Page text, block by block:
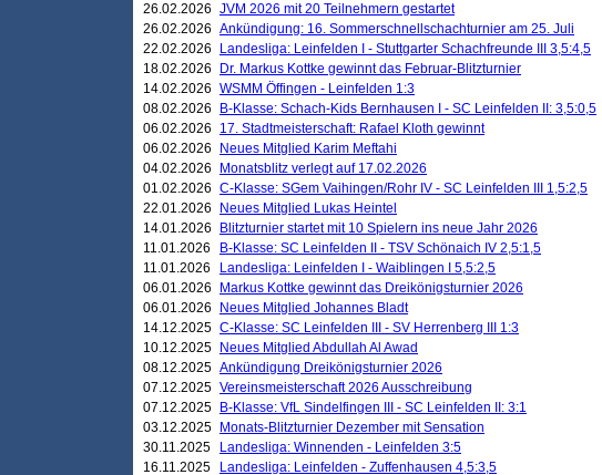
26.02.2026 JVM 2026 mit 20 Teilnehmern gestartet
26.02.2026 Ankündigung: 16. Sommerschnellschachturnier am 25. Juli
22.02.2026
Landesliga: Leinfelden I - Stuttgarter Schachfreunde III 3,5:4,5
18.02.2026
Dr. Markus Kottke gewinnt das Februar-Blitzturnier
14.02.2026 WSMM Öffingen - Leinfelden 1:3
08.02.2026
B-Klasse: Schach-Kids Bernhausen I - SC Leinfelden II: 3,5:0,5
06.02.2026
17. Stadtmeisterschaft: Rafael Kloth gewinnt
06.02.2026
Neues Mitglied Karim Meftahi
04.02.2026
Monatsblitz verlegt auf 17.02.2026
01.02.2026 C-Klasse: SGem Vaihingen/Rohr IV - SC Leinfelden III 1,5:2,5
22.01.2026
Neues Mitglied Lukas Heintel
14.01.2026
Blitzturnier startet mit 10 Spielern ins neue Jahr 2026
11.01.2026
B-Klasse: SC Leinfelden II - TSV Schönaich IV 2,5:1,5
11.01.2026
Landesliga: Leinfelden I - Waiblingen I 5,5:2,5
06.01.2026
Markus Kottke gewinnt das Dreikönigsturnier 2026
06.01.2026
Neues Mitglied Johannes Bladt
14.12.2025 C-Klasse: SC Leinfelden III - SV Herrenberg III 1:3
10.12.2025
Neues Mitglied Abdullah Al Awad
08.12.2025 Ankündigung Dreikönigsturnier 2026
07.12.2025 Vereinsmeisterschaft 2026 Ausschreibung
07.12.2025
B-Klasse: VfL Sindelfingen III - SC Leinfelden II: 3:1
03.12.2025
Monats-Blitzturnier Dezember mit Sensation
30.11.2025
Landesliga: Winnenden - Leinfelden 3:5
16.11.2025
Landesliga: Leinfelden - Zuffenhausen 4,5:3,5